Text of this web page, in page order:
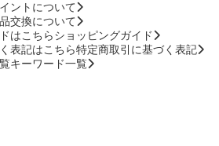
ントについて
交換について
ショッピングガイド
特定商取引に基づく表記
キーワード一覧